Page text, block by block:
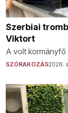
Szerbiai
Viktort
A volt
SZÓRAKOZÁS2026.